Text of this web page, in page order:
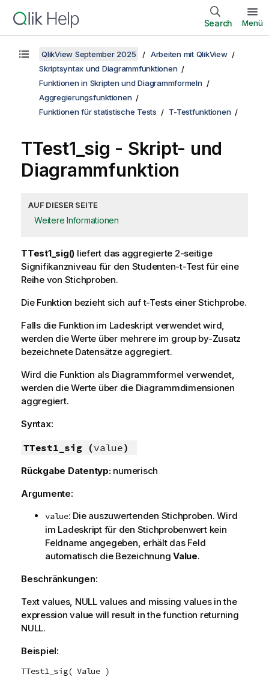
Search Menü
QlikView September 2025
Arbeiten mit QlikView
Skriptsyntax und Diagrammfunktionen
Funktionen in Skripten und Diagrammformeln
Aggregierungsfunktionen
Funktionen für statistische Tests
T-Testfunktionen
TTest1_sig - Skript- und
Diagrammfunktion
AUF DIESER SEITE
Weitere Informationen
TTest1_sig() liefert das aggregierte 2-seitige
Signifikanzniveau für den Studenten-t-Test für eine
Reihe von Stichproben.
Die Funktion bezieht sich auf t-Tests einer Stichprobe.
Falls die Funktion im Ladeskript verwendet wird,
werden die Werte über mehrere im group by-Zusatz
bezeichnete Datensätze aggregiert.
Wird die Funktion als Diagrammformel verwendet,
werden die Werte über die Diagrammdimensionen
aggregiert.
Syntax:
TTest1_sig (value)
Rückgabe Datentyp: numerisch
Argumente:
value: Die auszuwertenden Stichproben. Wird
im Ladeskript für den Stichprobenwert kein
Feldname angegeben, erhält das Feld
automatisch die Bezeichnung Value.
Beschränkungen:
Text values, NULLvalues and missing values in the
expression value will result in the function returning
NULL.
Beispiel:
TTest1_sig( Value )